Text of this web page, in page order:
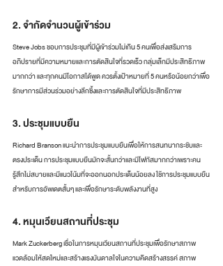
2. จำกัดจำนวนผู้เข้าร่วม
Steve Jobs ชอบการประชุมที่มีผู้เข้าร่วมไม่เกิน 5 คนเพื่อส่งเสริมการ
อภิปรายที่มีความหมายและการตัดสินใจที่รวดเร็ว กลุ่มเล็กมีประสิทธิภาพ
มากกว่า และทุกคนมีโอกาสได้พูด ควรตั้งเป้าหมายที่ 5 คนหรือน้อยกว่าเพื่อ
รักษาการมีส่วนร่วมอย่างลึกซึ้งและการตัดสินใจที่มีประสิทธิภาพ
3. ประชุมแบบยืน
Richard Branson แนะนำการประชุมแบบยืนเพื่อให้การสนทนากระชับและ
ตรงประเด็น การประชุมแบบยืนมักจะสั้นกว่าและมีโฟกัสมากกว่าเพราะคน
รู้สึกไม่สบายและมีแนวโน้มที่จะออกนอกประเด็นน้อยลง ใช้การประชุมแบบยืน
สำหรับการอัพเดตสั้นๆ และเพื่อรักษาระดับพลังงานที่สูง
4. หมุนเวียนสถานที่ประชุม
Mark Zuckerberg เชื่อในการหมุนเวียนสถานที่ประชุมเพื่อรักษาสภาพ
แวดล้อมให้สดใหม่และสร้างแรงบันดาลใจในความคิดสร้างสรรค์ สภาพ